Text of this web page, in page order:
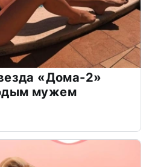
«Дома-2»
мужем